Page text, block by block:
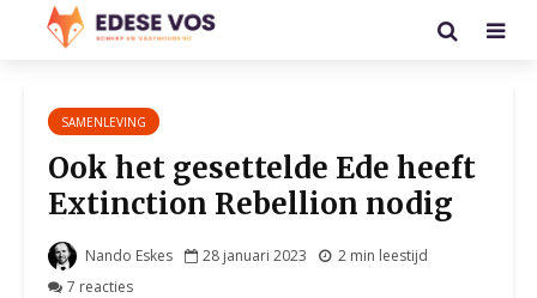
SAMENLEVING
Ook het gesettelde Ede heeft
Extinction Rebellion nodig
Nando Eskes 28 januari 2023
2 min leestijd
7 reacties